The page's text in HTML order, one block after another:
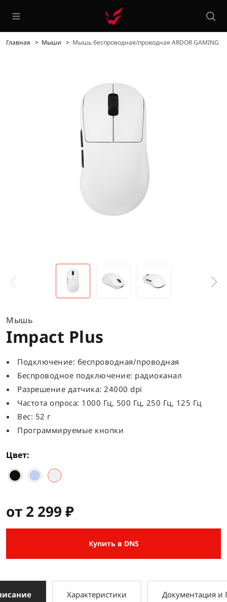
Главная Мыши Мышь беспроводная/проводная ARDOR GAMING
Мышь
Impact Plus
Подключение: беспроводная/проводная
Беспроводное подключение: радиоканал
Разрешение датчика: 24000 dpi
Частота опроса: 1000 Гц, 500 Гц, 250 Гц, 125 Гц
Вес: 52 г
Программируемые кнопки
Цвет
от 2 299 ₽
Купить в DNS
Характеристики Документация и